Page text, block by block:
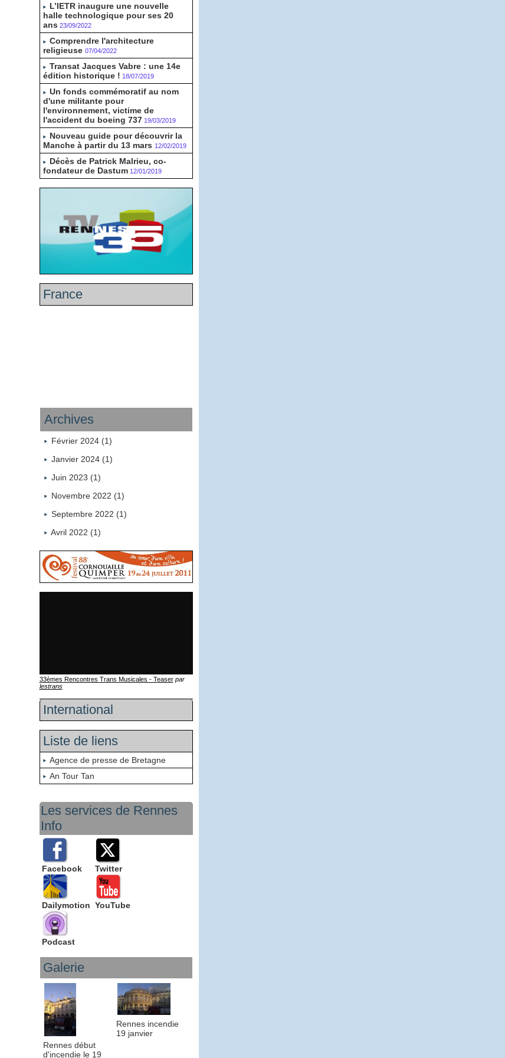
L’IETR inaugure une nouvelle
halle technologique pour ses 20
ans 23/09/2022
Comprendre l'architecture
religieuse 07/04/2022
Transat Jacques Vabre : une 14e
édition historique ! 18/07/2019
Un fonds commémoratif au nom
d'une militante pour
l'environnement, victime de
l'accident du boeing 737 19/03/2019
Nouveau guide pour découvrir la
Manche à partir du 13 mars 12/02/2019
Décès de Patrick Malrieu, co-
fondateur de Dastum 12/01/2019
France
Archives
Février 2024 (1)
Janvier 2024 (1)
Juin 2023 (1)
Novembre 2022 (1)
Septembre 2022 (1)
Avril 2022 (1)
33èmes Rencontres Trans Musicales - Teaser par
lestrans
International
Liste de liens
Agence de presse de Bretagne
An Tour Tan
Les services de Rennes
Info
Facebook Twitter
Dailymotion YouTube
Podcast
Galerie
Rennes début
d'incendie le 19
Rennes incendie
19 janvier